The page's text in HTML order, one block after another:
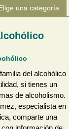
del alcohólico
si tienes un
de alcoholismo.
especialista en
comparte una